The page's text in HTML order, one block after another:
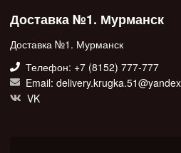
Доставка №1. Мурманск
Доставка №1. Мурманск
Телефон: +7 (8152) 777-777
Email:
VK